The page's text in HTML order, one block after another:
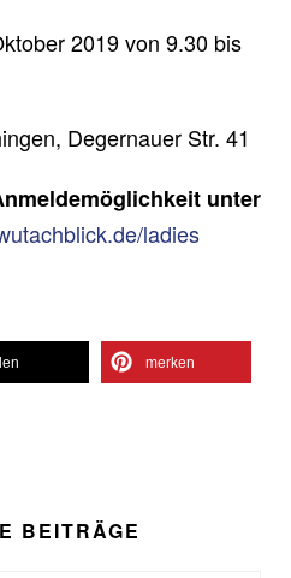
2019 von 9.30 bis
Degernauer Str. 41
unter
ladies
merken
BEITRÄGE